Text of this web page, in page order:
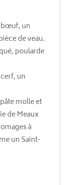
un
de veau.
poularde
un
molle et
de Meaux
à
un Saint-